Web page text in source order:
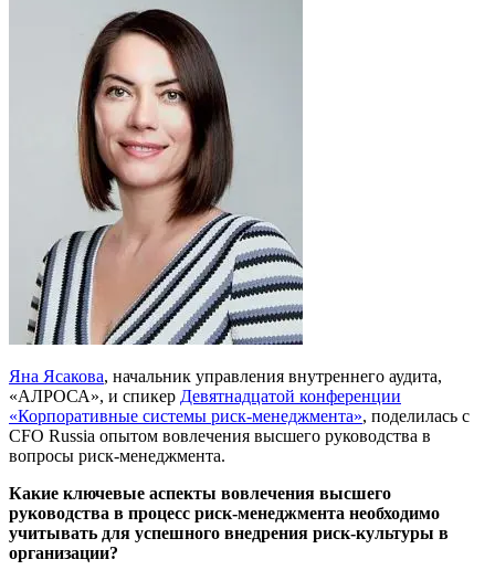
Яна Ясакова, начальник управления внутреннего аудита,
«АЛРОСА», и спикер Девятнадцатой конференции
«Корпоративные системы риск-менеджмента», поделилась с
CFO Russia опытом вовлечения высшего руководства в
вопросы риск-менеджмента.
Какие ключевые аспекты вовлечения высшего
руководства в процесс риск-менеджмента необходимо
учитывать для успешного внедрения риск-культуры в
организации?